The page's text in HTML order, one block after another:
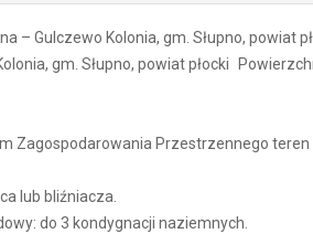
– Gulczewo Kolonia, gm. Słupno, powiat
gm. Słupno, powiat płocki
Zagospodarowania Przestrzennego
lub bliźniacza.
do 3 kondygnacji naziemnych.